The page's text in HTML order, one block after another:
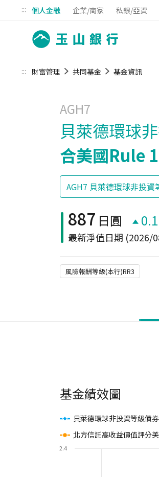
::: 個人金融 企業/商家 私銀/亞資
財富管理 共同基金 基金資訊
:::
AGH7
貝萊德環球
合美國Rule
887 日圓
最新淨值日期 (2026/
風險報酬等級(本行)RR3
基金績效圖
貝萊德環球非投資等級債
北方信託高收益價值評分
2.4